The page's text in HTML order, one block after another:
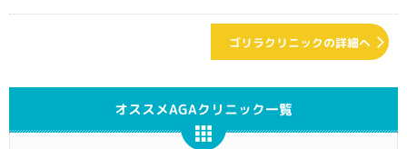
ゴリラクリニックの詳細へ
オススメAGAクリニック一覧